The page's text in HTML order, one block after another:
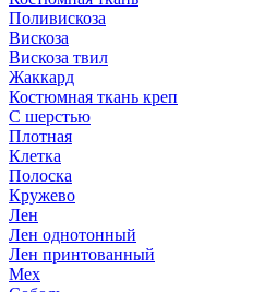
Поливискоза
Вискоза
Вискоза твил
Жаккард
Костюмная ткань креп
С шерстью
Плотная
Клетка
Полоска
Кружево
Лен
Лен однотонный
Лен принтованный
Мех